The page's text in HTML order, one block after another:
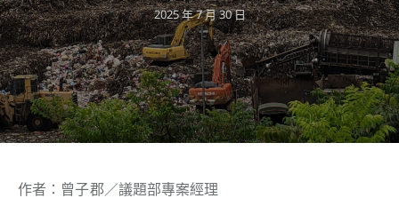
2025 年 7 月 30 日
作者：曾子郡／議題部專案經理